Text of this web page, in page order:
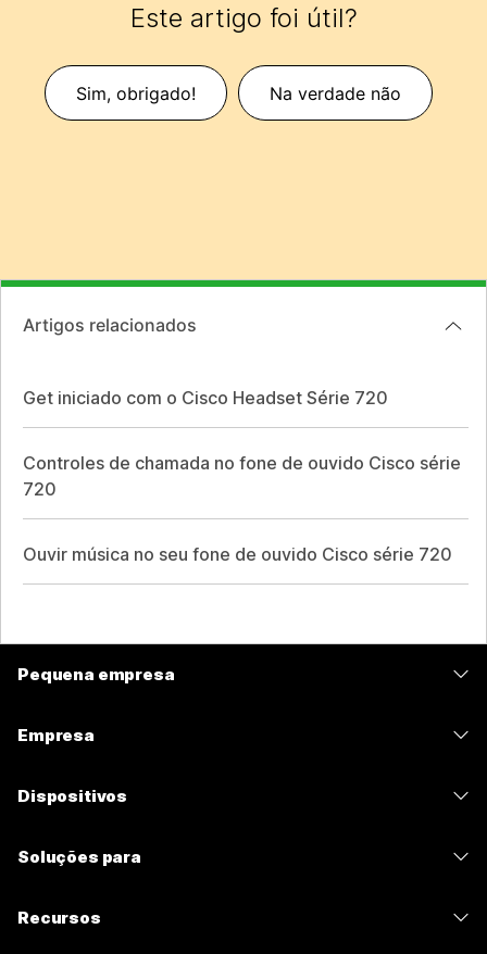
Este artigo foi útil?
Sim, obrigado! Na verdade não
Artigos relacionados
Get iniciado com o Cisco Headset Série 720
Controles de chamada no fone de ouvido Cisco série
720
Ouvir música no seu fone de ouvido Cisco série 720
Pequena empresa
Empresa
Dispositivos
Soluções para
Recursos